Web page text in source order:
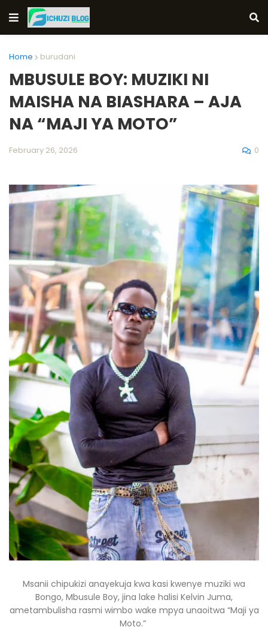
Home burudani
MBUSULE BOY: MUZIKI NI
MAISHA NA BIASHARA – AJA
NA “MAJI YA MOTO”
February 26, 2026 0
Msanii chipukizi anayekuja kwa kasi kwenye muziki wa
Bongo, Mbusule Boy, jina lake halisi Kelvin Juma,
ametambulisha rasmi wimbo wake mpya unaoitwa “Maji ya
Moto.”